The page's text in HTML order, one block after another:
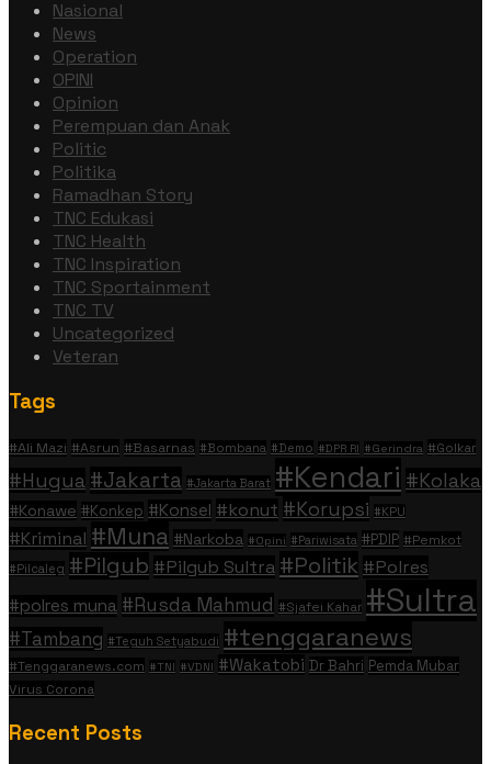
Nasional
News
Operation
OPINI
Opinion
Perempuan dan Anak
Politic
Politika
Ramadhan Story
TNC Edukasi
TNC Health
TNC Inspiration
TNC Sportainment
TNC TV
Uncategorized
Veteran
Tags
#Ali Mazi #Asrun #Basarnas #Bombana #Demo #DPR RI #Gerindra #Golkar
#Hugua #Jakarta #Jakarta Barat #Kendari #Kolaka
#Konawe #Konkep #Konsel #konut #Korupsi #KPU
#Kriminal #Muna #Narkoba #Opini #Pariwisata #PDIP #Pemkot
#Pilcaleg #Pilgub #Pilgub Sultra #Politik #Polres
#polres muna #Rusda Mahmud #Sjafei Kahar #Sultra
#Tambang #Teguh Setyabudi #tenggaranews
#Tenggaranews.com #TNI #VDNI #Wakatobi Dr Bahri Pemda Mubar
Virus Corona
Recent Posts